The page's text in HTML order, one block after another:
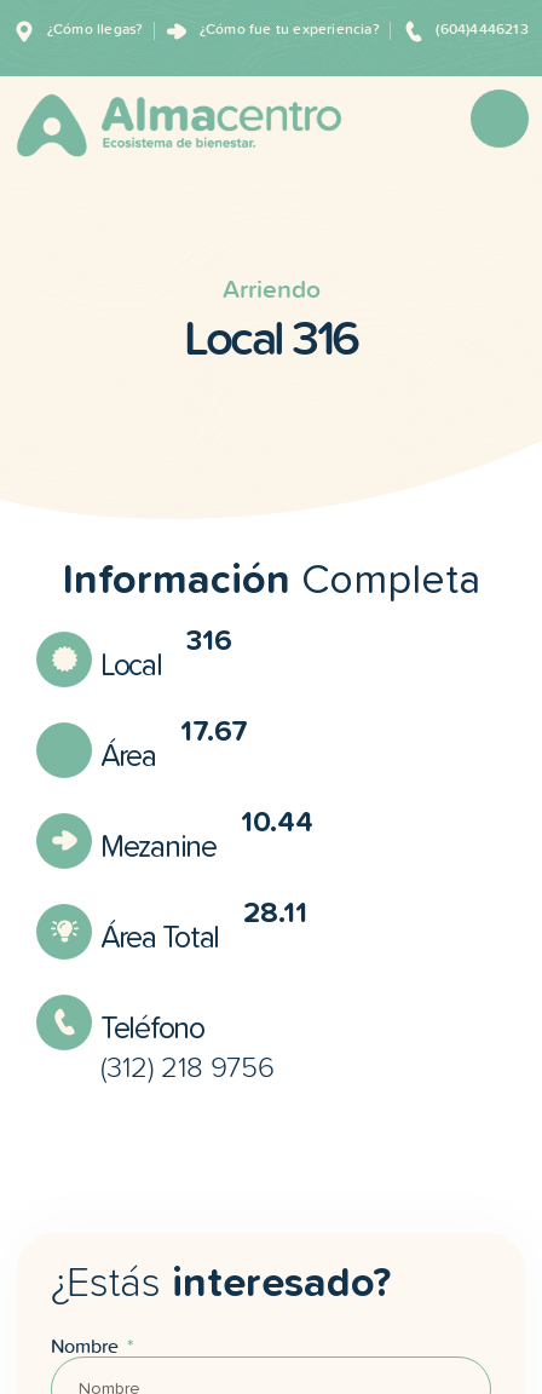
¿Cómo llegas? ¿Cómo fue tu experiencia? (604)4446213
Arriendo
Local 316
¿Estás interesado?
Nombre
Información Completa
Local
316
Área
17.67
Mezanine
10.44
Área Total
28.11
Teléfono
(312) 218 9756